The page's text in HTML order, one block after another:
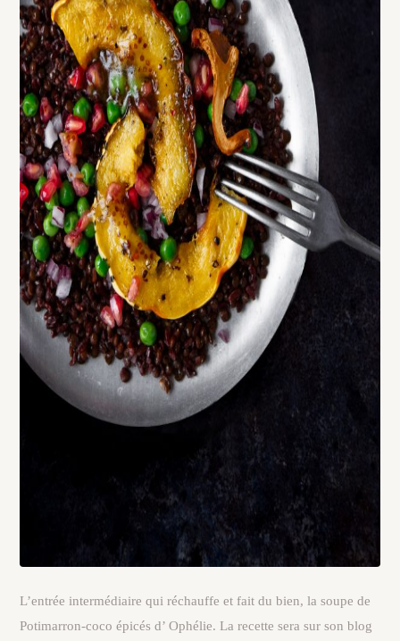
L’entrée intermédiaire qui réchauffe et fait du bien, la soupe de
Potimarron-coco épicés d’ Ophélie. La recette sera sur son blog